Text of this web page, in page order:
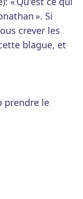
». Si
crever les
blague, et
prendre le